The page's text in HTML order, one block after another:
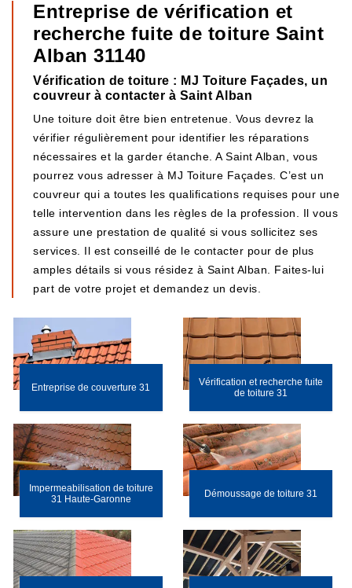
Entreprise de vérification et
recherche fuite de toiture Saint
Alban 31140
Vérification de toiture : MJ Toiture Façades, un
couvreur à contacter à Saint Alban
Une toiture doit être bien entretenue. Vous devrez la
vérifier régulièrement pour identifier les réparations
nécessaires et la garder étanche. A Saint Alban, vous
pourrez vous adresser à MJ Toiture Façades. C’est un
couvreur qui a toutes les qualifications requises pour une
telle intervention dans les règles de la profession. Il vous
assure une prestation de qualité si vous sollicitez ses
services. Il est conseillé de le contacter pour de plus
amples détails si vous résidez à Saint Alban. Faites-lui
part de votre projet et demandez un devis.
Entreprise de couverture 31
Vérification et recherche fuite
de toiture 31
Impermeabilisation de toiture
31 Haute-Garonne
Démoussage de toiture 31